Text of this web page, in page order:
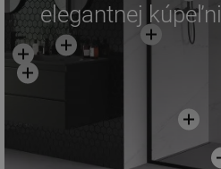
elegantnej kúpeľni